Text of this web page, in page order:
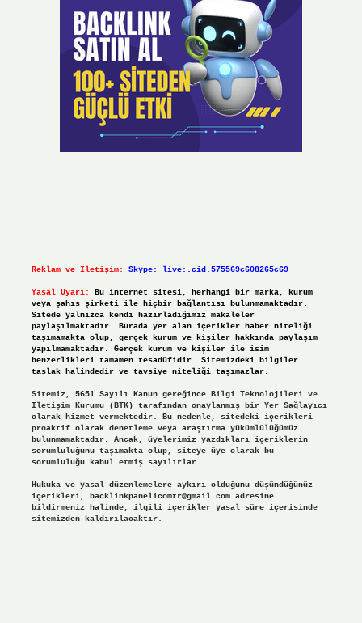
Reklam ve İletişim: Skype: live:.cid.575569c608265c69
Yasal Uyarı:
Bu internet sitesi, herhangi bir marka, kurum
veya şahıs şirketi ile hiçbir bağlantısı bulunmamaktadır.
Sitede yalnızca kendi hazırladığımız makaleler
paylaşılmaktadır. Burada yer alan içerikler haber niteliği
taşımamakta olup, gerçek kurum ve kişiler hakkında paylaşım
yapılmamaktadır. Gerçek kurum ve kişiler ile isim
benzerlikleri tamamen tesadüfidir. Sitemizdeki bilgiler
taslak halindedir ve tavsiye niteliği taşımazlar.
Sitemiz, 5651 Sayılı Kanun gereğince Bilgi Teknolojileri ve
İletişim Kurumu (BTK) tarafından onaylanmış bir Yer Sağlayıcı
olarak hizmet vermektedir. Bu nedenle, sitedeki içerikleri
proaktif olarak denetleme veya araştırma yükümlülüğümüz
bulunmamaktadır. Ancak, üyelerimiz yazdıkları içeriklerin
sorumluluğunu taşımakta olup, siteye üye olarak bu
sorumluluğu kabul etmiş sayılırlar.
Hukuka ve yasal düzenlemelere aykırı olduğunu düşündüğünüz
içerikleri, backlinkpanelicomtr@gmail.comadresine
bildirmeniz halinde, ilgili içerikler yasal süre içerisinde
sitemizden kaldırılacaktır.